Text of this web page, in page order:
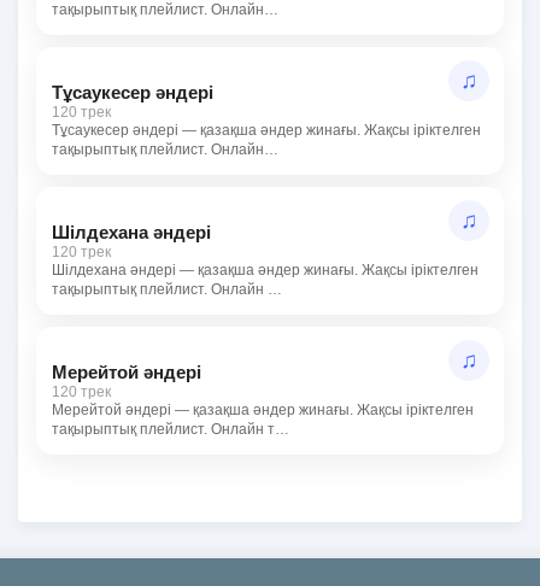
тақырыптық плейлист. Онлайн…
♫
Тұсаукесер әндері
120 трек
Тұсаукесер әндері — қазақша әндер жинағы. Жақсы іріктелген
тақырыптық плейлист. Онлайн…
♫
Шілдехана әндері
120 трек
Шілдехана әндері — қазақша әндер жинағы. Жақсы іріктелген
тақырыптық плейлист. Онлайн …
♫
Мерейтой әндері
120 трек
Мерейтой әндері — қазақша әндер жинағы. Жақсы іріктелген
тақырыптық плейлист. Онлайн т…